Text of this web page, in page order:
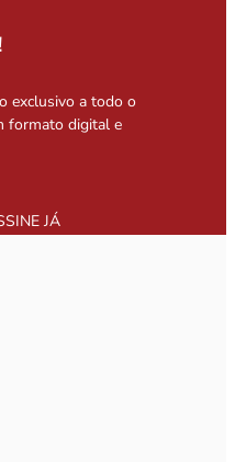
exclusivo a todo o
formato digital e
JÁ